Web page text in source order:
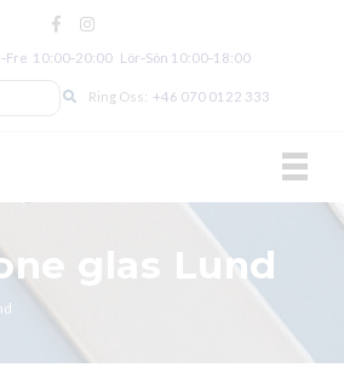
10:00‑20:00 Lör‑Sön 10:00‑18:00
Ring Oss: +46 070 0122 333
glas Lund